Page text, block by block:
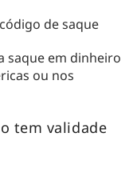
de saque
saque em dinheiro
ou nos
tem validade